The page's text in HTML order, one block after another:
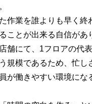
作業を誰よりも早く
ことが出来る自信があ
舗にて、1フロアの代
規模であるため、忙
が働きやすい環境に